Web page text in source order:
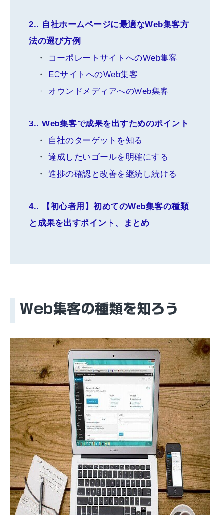
2.
自社ホームページに最適なWeb集客方
法の選び方例
コーポレートサイトへのWeb集客
ECサイトへのWeb集客
オウンドメディアへのWeb集客
3.
Web集客で成果を出すためのポイント
自社のターゲットを知る
達成したいゴールを明確にする
進捗の確認と改善を継続し続ける
4.
【初心者用】初めてのWeb集客の種類
と成果を出すポイント、まとめ
Web集客の種類を知ろう